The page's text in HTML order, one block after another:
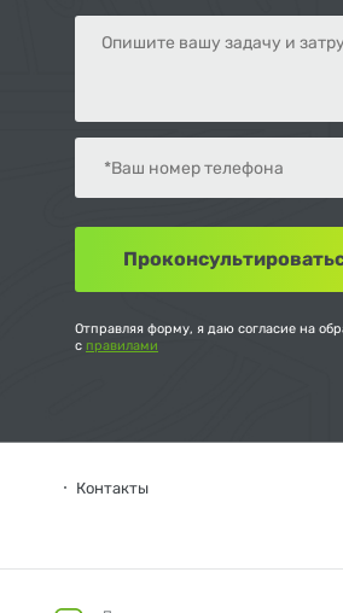
Отправляя форму, я даю согласие на
с правилами
Контакты